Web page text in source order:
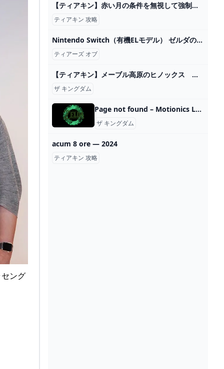
ング
【ティアキン】赤い月の条件を無視して強制的に発生させる方法！魔物＆素材復活させ放題！！【ゼルダの伝説ティアーズオブザキングダム】 - YouTube
ティアキン 攻略
Nintendo Switch（有機ELモデル） ゼルダの伝説 ティアーズ オブ ザ キングダムエディション - YouTube
ティアーズ オブ
【ティアキン】メーブル高原のヒノックス ゼルダの伝説ティアーズ オブ ザ キングダム #ゼルダの伝説 #ティアキン #zelda - YouTube
ザ キングダム
Page not found – Motionics LLC
ザ キングダム
acum 8 ore — 2024
ティアキン 攻略